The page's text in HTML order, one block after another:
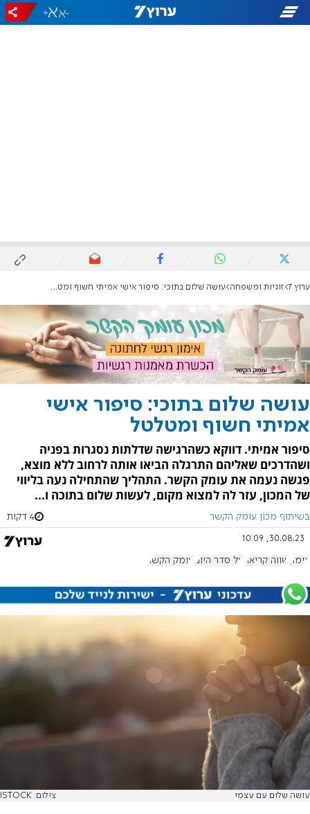
-
+
ערוץ 7 זוגיות ומשפחה עושה שלום בתוכי: סיפור אישי אמיתי חשוף ומטלטל
עושה שלום בתוכי: סיפור אישי
אמיתי חשוף ומטלטל
סיפור אמיתי. דווקא כשהרגישה שדלתות נסגרות בפניה
ושהדרכים שאליהם התרגלה הביאו אותה לרחוב ללא מוצא,
פגשה נעמה את עומק הקשר. התהליך שהתחילה נעה בליווי
של המכון, עזר לה למצוא מקום, לעשות שלום בתוכה ו...
בשיתוף מכון עומק הקשר 4 דקות
30.08.23, 10:09
אימון שווה קריאה על סדר היום עומק הקשר
עושה שלום עם עצמי צילום: ISTOCK